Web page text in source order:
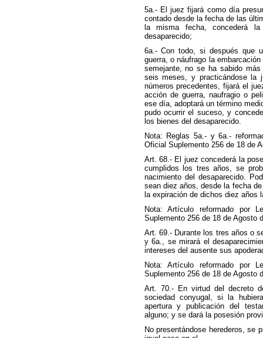
5a.- El juez fijará como día
contado desde la fecha de las
la misma fecha, concederá
desaparecido;
6a.- Con todo, si después que
guerra, o náufrago la
semejante, no se ha sabido
seis meses, y practicándose la
números precedentes, fijará el
acción de guerra, naufragio o
ese día, adoptará un término
pudo ocurrir el suceso, y
los bienes del desaparecido.
Nota: Reglas 5a.- y 6a.-
Oficial Suplemento 256 de 18 de
Art. 68.- El juez concederá la
cumplidos los tres años, se
nacimiento del desaparecido.
sean diez años, desde la fecha
la expiración de dichos diez años
Nota: Artículo reformado por
Suplemento 256 de 18 de Agosto
Art. 69.- Durante los tres años o
y 6a., se mirará el
intereses del ausente sus
Nota: Artículo reformado por
Suplemento 256 de 18 de Agosto
Art. 70.- En virtud del decreto
sociedad conyugal, si la
apertura y publicación del
alguno; y se dará la posesión
No presentándose herederos, se